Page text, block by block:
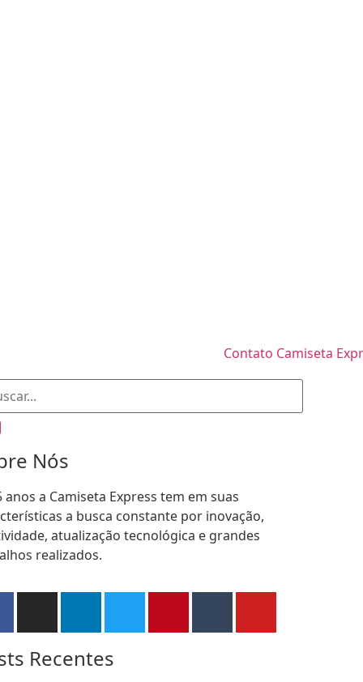
Nós
anos a Camiseta Express tem em suas
a busca constante por inovação,
atualização tecnológica e grandes
realizados.
Recentes